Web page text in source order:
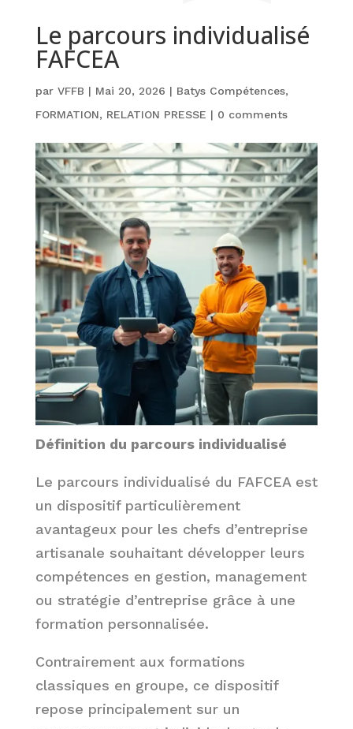
Le parcours individualisé
FAFCEA
par VFFB | Mai 20, 2026 | Batys Compétences,
FORMATION, RELATION PRESSE | 0 comments
Définition du parcours individualisé
Le parcours individualisé du FAFCEA est
un dispositif particulièrement
avantageux pour les chefs d’entreprise
artisanale souhaitant développer leurs
compétences en gestion, management
ou stratégie d’entreprise grâce à une
formation personnalisée.
Contrairement aux formations
classiques en groupe, ce dispositif
repose principalement sur un